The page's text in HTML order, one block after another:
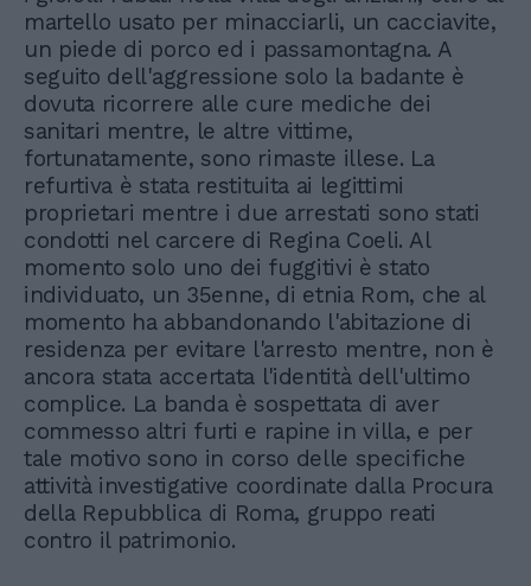
martello usato per minacciarli, un cacciavite,
un piede di porco ed i passamontagna. A
seguito dell'aggressione solo la badante è
dovuta ricorrere alle cure mediche dei
sanitari mentre, le altre vittime,
fortunatamente, sono rimaste illese. La
refurtiva è stata restituita ai legittimi
proprietari mentre i due arrestati sono stati
condotti nel carcere di Regina Coeli. Al
momento solo uno dei fuggitivi è stato
individuato, un 35enne, di etnia Rom, che al
momento ha abbandonando l'abitazione di
residenza per evitare l'arresto mentre, non è
ancora stata accertata l'identità dell'ultimo
complice. La banda è sospettata di aver
commesso altri furti e rapine in villa, e per
tale motivo sono in corso delle specifiche
attività investigative coordinate dalla Procura
della Repubblica di Roma, gruppo reati
contro il patrimonio.